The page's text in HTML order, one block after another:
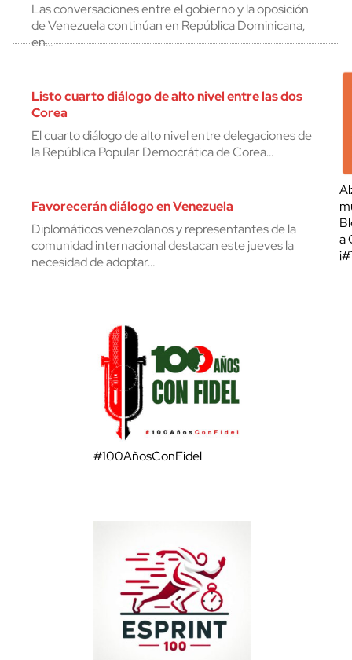
Las conversaciones entre el gobierno y la oposición
de Venezuela continúan en República Dominicana,
en…
Listo cuarto diálogo de alto nivel entre las dos
Corea
El cuarto diálogo de alto nivel entre delegaciones de
la República Popular Democrática de Corea…
Favorecerán diálogo en Venezuela
Diplomáticos venezolanos y representantes de la
comunidad internacional destacan este jueves la
necesidad de adoptar…
a
#100AñosConFidel